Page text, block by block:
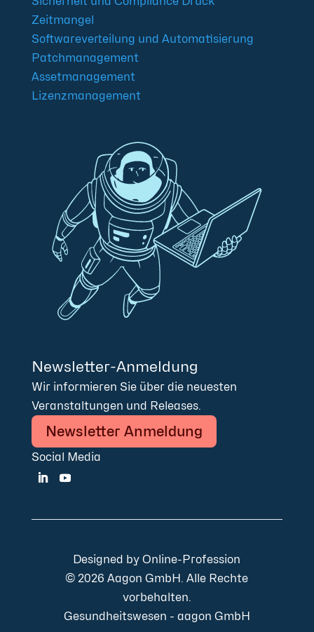
Zeitmangel
Softwareverteilung und Automatisierung
Patchmanagement
Assetmanagement
Lizenzmanagement
Newsletter-Anmeldung
Wir informieren Sie über die neuesten
Veranstaltungen und Releases.
Newsletter Anmeldung
Social Media
Designed byOnline-Profession
© 2026 Aagon GmbH. Alle Rechte
vorbehalten.
Gesundheitswesen - aagon GmbH